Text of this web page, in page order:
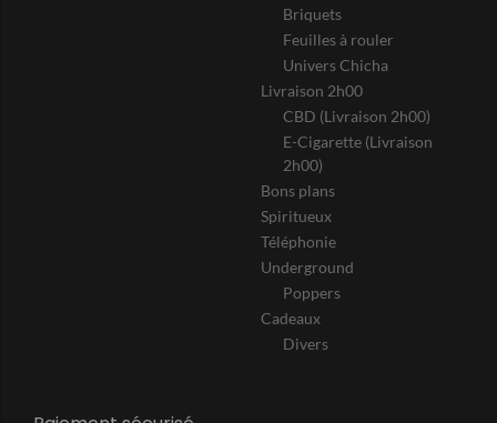
Briquets
Feuilles à rouler
Univers Chicha
Livraison 2h00
CBD (Livraison 2h00)
E-Cigarette (Livraison
2h00)
Bons plans
Spiritueux
Téléphonie
Underground
Poppers
Cadeaux
Divers